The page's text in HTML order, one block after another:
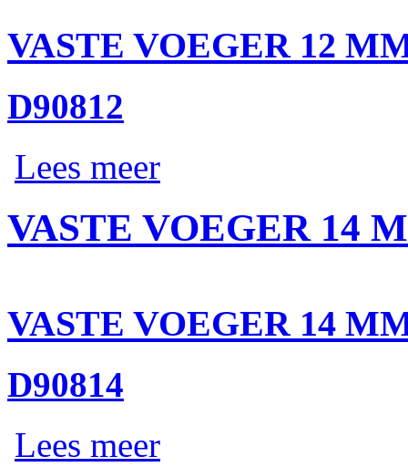
VASTE VOEGER 12
D90812
Lees meer
VASTE VOEGER 14
VASTE VOEGER 14
D90814
Lees meer